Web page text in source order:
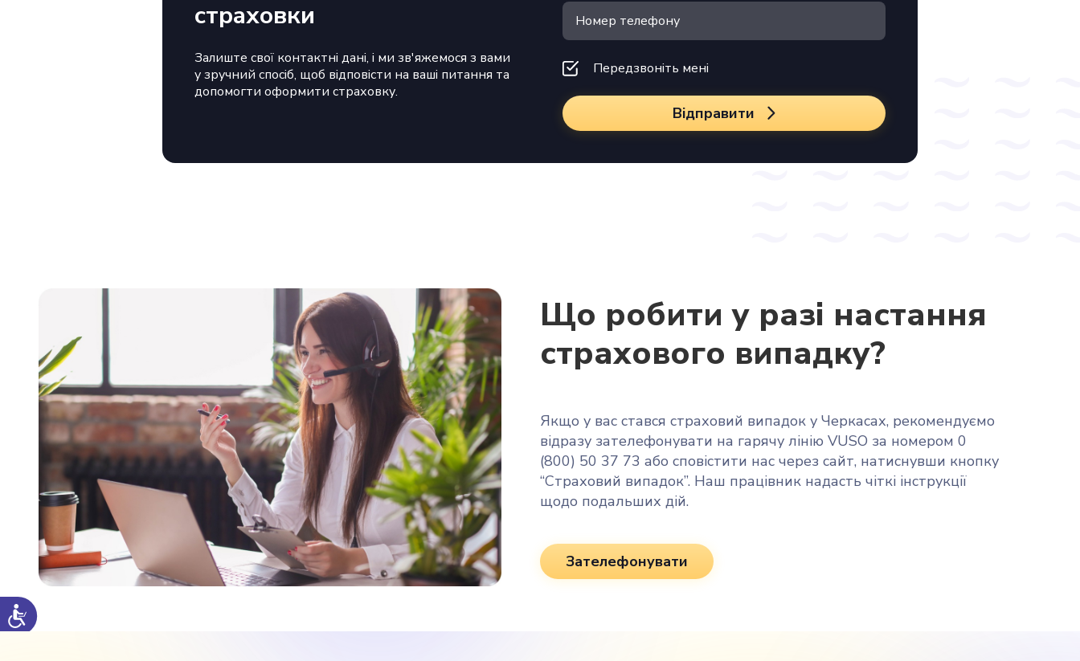
страховки
Залиште свої контактні дані, і ми зв'яжемося з вами
у зручний спосіб, щоб відповісти на ваші питання та
допомогти оформити страховку.
Передзвоніть мені
Відправити
Що робити у разі настання
страхового випадку?
Якщо у вас стався страховий випадок у Черкасах, рекомендуємо
відразу зателефонувати на гарячу лінію VUSO за номером 0
(800) 50 37 73 або сповістити нас через сайт, натиснувши кнопку
“Страховий випадок”. Наш працівник надасть чіткі інструкції
щодо подальших дій.
Зателефонувати